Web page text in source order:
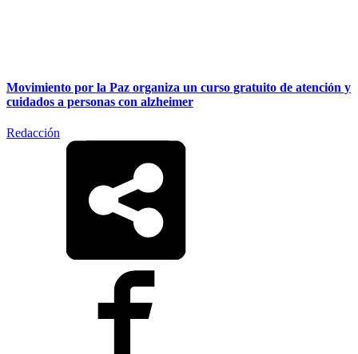
Movimiento por la Paz organiza un curso gratuito de atención y
cuidados a personas con alzheimer
Redacción